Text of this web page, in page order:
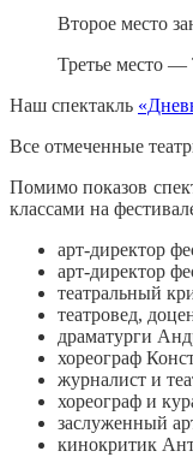
Второе место
Третье место —
Наш спектакль
Все отмеченные
Помимо показов
классами на
арт-директор
арт-директор
театральный
театровед,
драматурги
хореограф
журналист и
хореограф и
заслуженный
кинокритик